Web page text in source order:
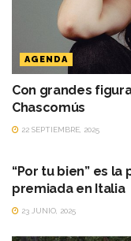
AGENDA
Con grandes
Chascomús
22 SEPTIEMBRE, 2025
“Por tu bien” es
premiada en Italia
23 JUNIO, 2025